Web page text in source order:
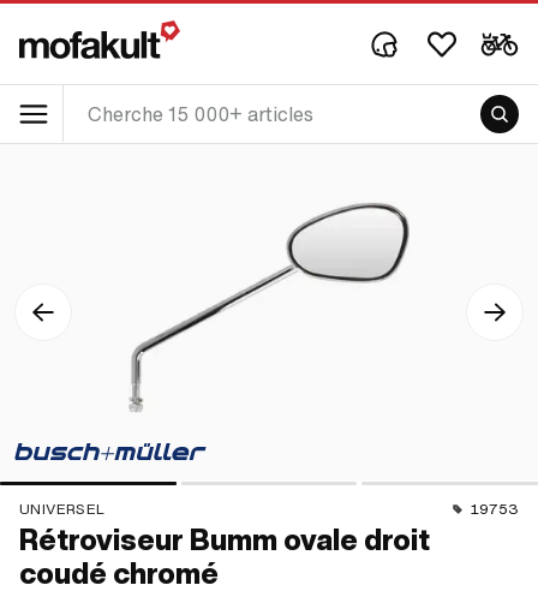
UNIVERSEL 19753
Rétroviseur Bumm ovale droit
coudé chromé